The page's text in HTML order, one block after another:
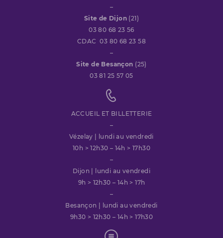
–
Site de Dijon (21)
03 80 68 23 56
CDAC 03 80 68 23 58
–
Site de Besançon (25)
03 81 25 57 05
ACCUEIL ET BILLETTERIE
–
Vézelay | lundi au vendredi
10h > 12h30 – 14h > 17h30
–
Dijon | lundi au vendredi
9h > 12h30 – 14h > 17h
–
Besançon | lundi au vendredi
9h30 > 12h30 – 14h > 17h30